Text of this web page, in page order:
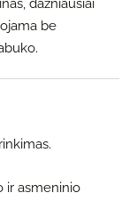
dažniausiai
be
ir asmeninio